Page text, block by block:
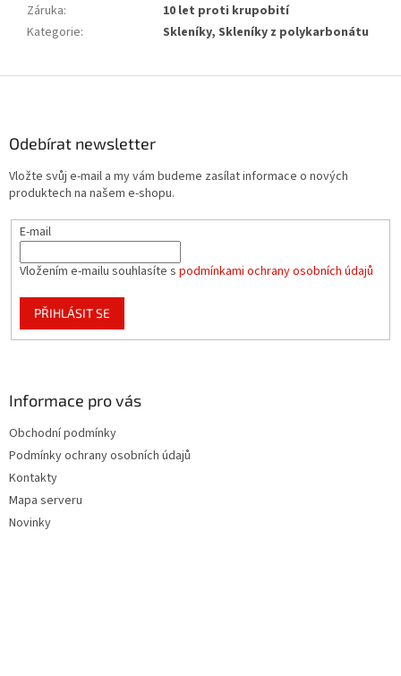
Záruka:
10 let proti krupobití
Kategorie: Skleníky, Skleníky z polykarbonátu
Odebírat newsletter
Vložte svůj e-mail a my vám budeme zasílat informace o nových
produktech na našem e-shopu.
E-mail
Vložením e-mailu souhlasíte s podmínkami ochrany osobních údajů
PŘIHLÁSIT SE
Informace pro vás
Obchodní podmínky
Podmínky ochrany osobních údajů
Kontakty
Mapa serveru
Novinky